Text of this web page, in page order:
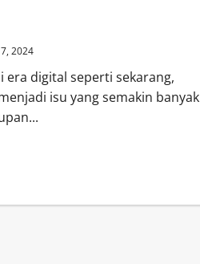
2024
era digital seperti sekarang,
isu yang semakin banyak